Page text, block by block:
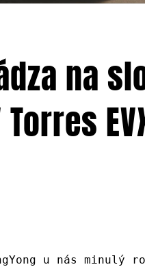
na
u nás minulý